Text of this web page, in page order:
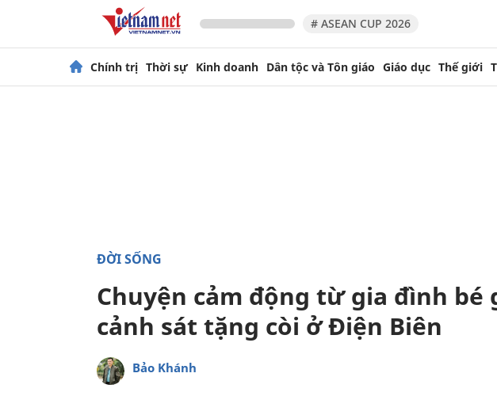
# ASEAN CUP 2026
Chính trị Thời sự Kinh doanh Dân tộc và Tôn giáo Giáo dục Thế giới
ĐỜI SỐNG
Chuyện cảm động từ gia đình bé
cảnh sát tặng còi ở Điện Biên
Bảo Khánh